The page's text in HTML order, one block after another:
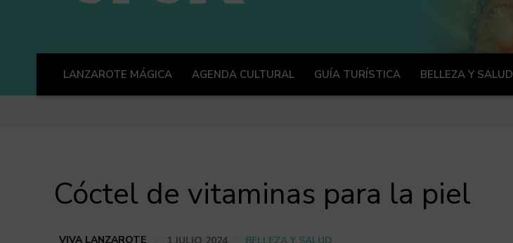
LANZAROTE MÁGICA AGENDA CULTURAL GUÍA TURÍSTICA BELLEZA Y SALUD
Cóctel de vitaminas para la piel
VIVA LANZAROTE 1 JULIO 2024